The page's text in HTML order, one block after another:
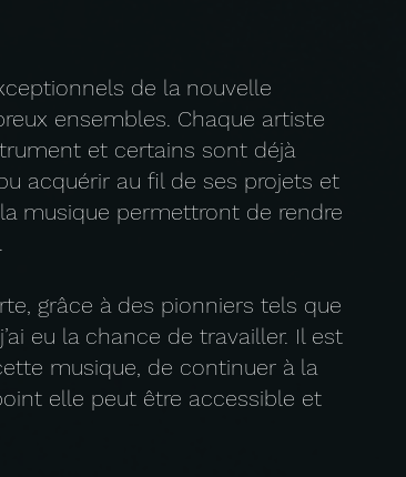
de la nouvelle
ensembles. Chaque artiste
et certains sont déjà
acquérir au fil de ses projets et
musique permettront de rendre
grâce à des pionniers tels que
eu la chance de travailler. Il est
musique, de continuer à la
elle peut être accessible et